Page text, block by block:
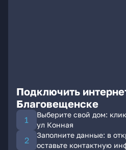
Подключить
Благовещенске
Выберите свой дом:
ул Конная
Заполните данные: в
оставьте контактную